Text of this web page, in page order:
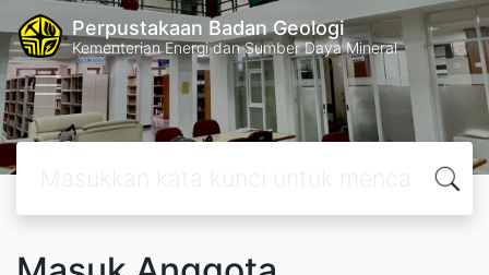
Perpustakaan Badan Geologi
Kementerian Energi dan Sumber Daya Mineral